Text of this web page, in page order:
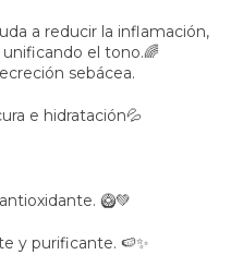
a reducir la inflamación,
el tono.🌈
sebácea.
e hidratación💦
🥝💚
y purificante. 🍉✨